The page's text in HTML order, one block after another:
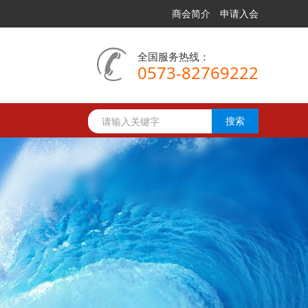
商会简介 申请入会
全国服务热线：
0573-82769222